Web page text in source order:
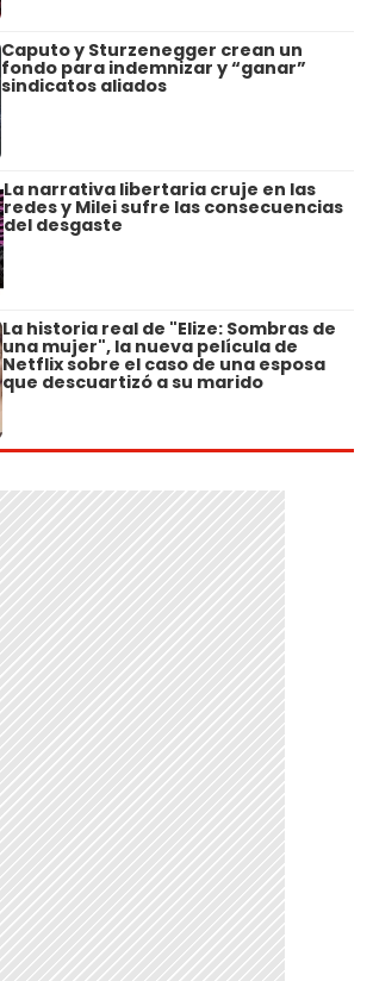
Caputo y Sturzenegger crean un
fondo para indemnizar y “ganar”
sindicatos aliados
La narrativa libertaria cruje en las
redes y Milei sufre las consecuencias
del desgaste
La historia real de "Elize: Sombras de
una mujer", la nueva película de
Netflix sobre el caso de una esposa
que descuartizó a su marido